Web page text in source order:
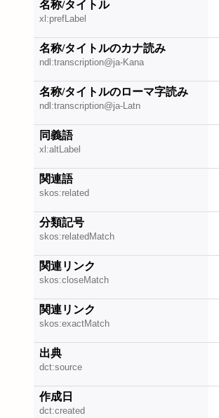
名称/タイトル
xl:prefLabel
名称/タイトルのカナ読み
ndl:transcription@ja-Kana
名称/タイトルのローマ字読み
ndl:transcription@ja-Latn
同義語
xl:altLabel
関連語
skos:related
分類記号
skos:relatedMatch
関連リンク
skos:closeMatch
関連リンク
skos:exactMatch
出典
dct:source
作成日
dct:created